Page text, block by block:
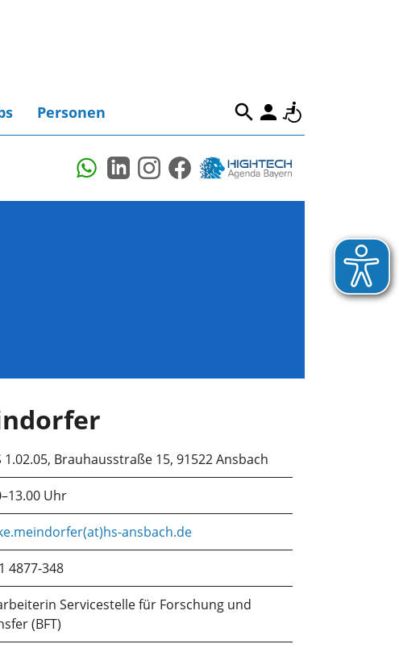
Personen
1.02.05, Brauhausstraße 15, 91522 Ansbach
Uhr
ansbach.de
4877-348
Servicestelle für Forschung und
(BFT)